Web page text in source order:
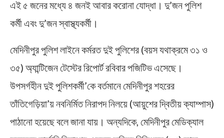
এই ৫ জনের মধ্যে ৪ জনই আবার করোনা যোদ্ধা। দু’জন পুলিশ
কর্মী এবং দু’জন স্বাস্থ্যকর্মী।
মেদিনীপুর পুলিশ লাইনে কর্মরত দুই পুলিশের (বয়স যথাক্রমে ৩১ ও
৩৫) অ্যান্টিজেন টেস্টের রিপোর্ট রবিবার পজিটিভ এসেছে।
উপসর্গহীন দুই পুলিশকর্মী’কে বর্তমানে মেদিনীপুর শহরের
তাঁতিগেড়িয়া’য় নবনির্মিত নিরাপদ নিলয়ে (আয়ুশের দ্বিতীয় ক্যাম্পাস)
পাঠানো হয়েছে বলে জানা যায়। অন্যদিকে, মেদিনীপুর মেডিক্যাল